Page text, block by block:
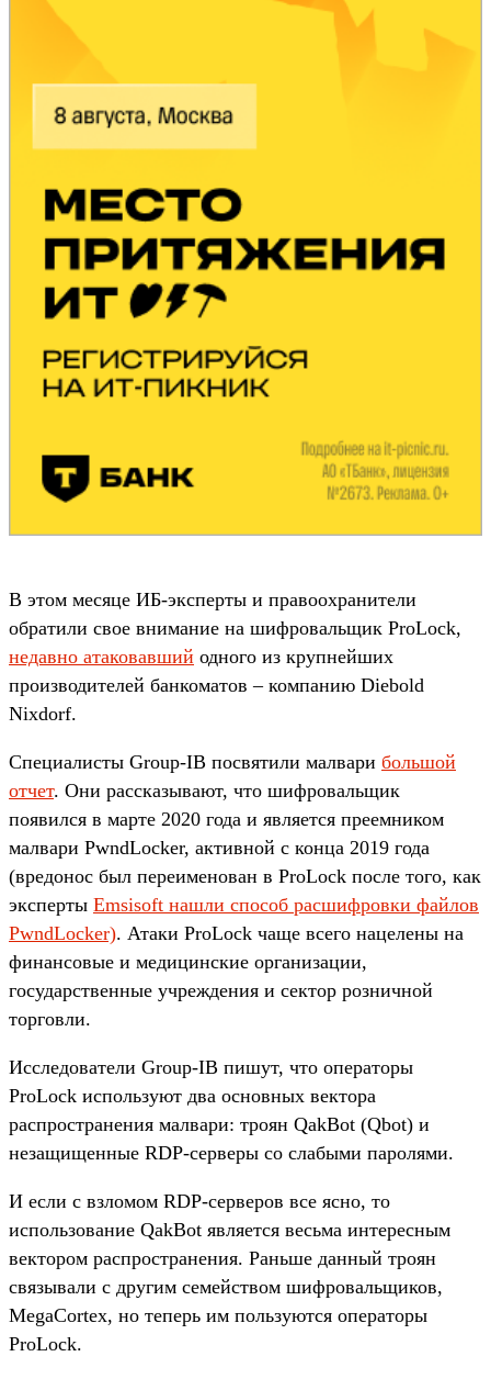
В этом месяце ИБ-эксперты и правоохранители
обратили свое внимание на шифровальщик ProLock,
недавно атаковавший одного из крупнейших
производителей банкоматов – компанию Diebold
Nixdorf.
Специалисты Group-IB посвятили малвари большой
отчет. Они рассказывают, что шифровальщик
появился в марте 2020 года и является преемником
малвари PwndLocker, активной с конца 2019 года
(вредонос был переименован в ProLock после того, как
эксперты Emsisoft нашли способ расшифровки файлов
PwndLocker). Атаки ProLock чаще всего нацелены на
финансовые и медицинские организации,
государственные учреждения и сектор розничной
торговли.
Исследователи Group-IB пишут, что операторы
ProLock используют два основных вектора
распространения малвари: троян QakBot (Qbot) и
незащищенные RDP-серверы со слабыми паролями.
И если с взломом RDP-серверов все ясно, то
использование QakBot является весьма интересным
вектором распространения. Раньше данный троян
связывали с другим семейством шифровальщиков,
MegaCortex, но теперь им пользуются операторы
ProLock.